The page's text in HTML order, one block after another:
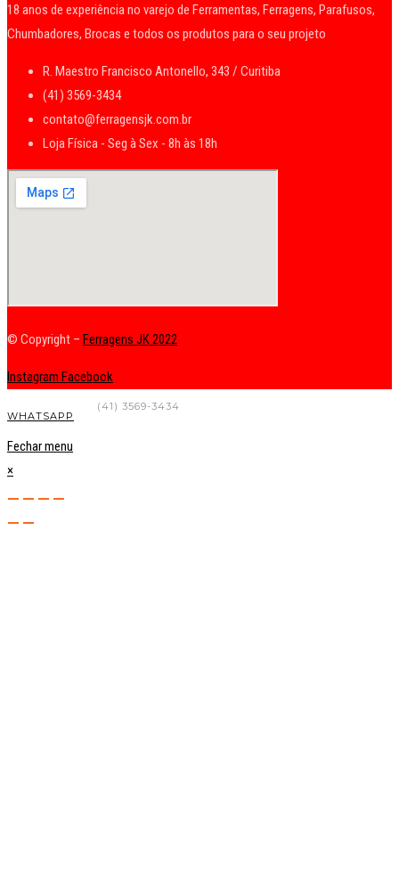
18 anos de experiência no varejo de Ferramentas, Ferragens, Parafusos,
Chumbadores, Brocas e todos os produtos para o seu projeto
R. Maestro Francisco Antonello, 343 / Curitiba
(41) 3569-3434
contato@ferragensjk.com.br
Loja Física - Seg à Sex - 8h às 18h
© Copyright – Ferragens JK 2022
Instagram Facebook
(41) 3569-3434
WHATSAPP
Fechar menu
×